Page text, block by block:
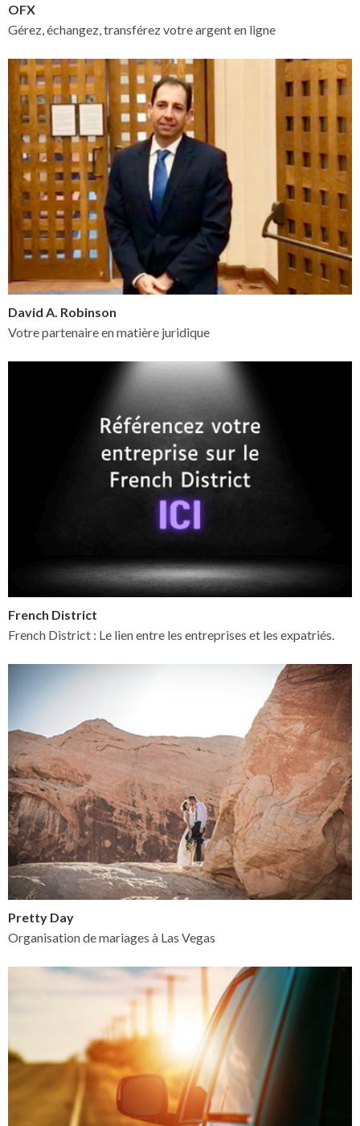
OFX
Gérez, échangez, transférez votre argent en ligne
David A. Robinson
Votre partenaire en matière juridique
French District
French District : Le lien entre les entreprises et les expatriés.
Pretty Day
Organisation de mariages à Las Vegas